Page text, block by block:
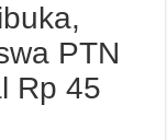
PTN
Rp 45